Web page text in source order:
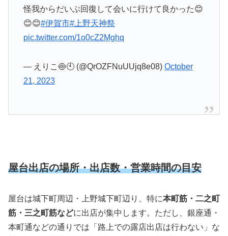
怪我からだいぶ回復して会いに行けて良かった😊
😊😊#伊賀市#上野天神祭
pic.twitter.com/1o0cZ2Mghq
— えりこ🍥🕙 (@QrOZFNuUUjq8e08) October
21, 2023
屋台出店の場所・出店数・営業時間の目安
屋台は城下町周辺・上野城下町辺り、特に本町筋・二之町
筋・三之町筋などに出店が集中します。ただし、銀座通・
本町通などの通りでは「路上での露店出店は行わない」な